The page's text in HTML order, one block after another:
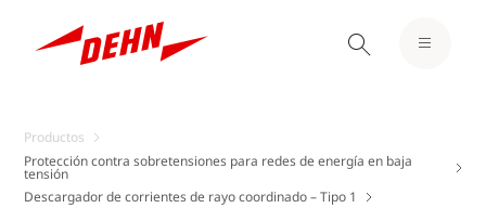
Productos
Protección contra sobretensiones para redes de energía en baja
tensión
Descargador de corrientes de rayo coordinado – Tipo 1